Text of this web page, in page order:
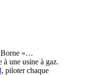
»…
une usine à gaz.
, piloter chaque